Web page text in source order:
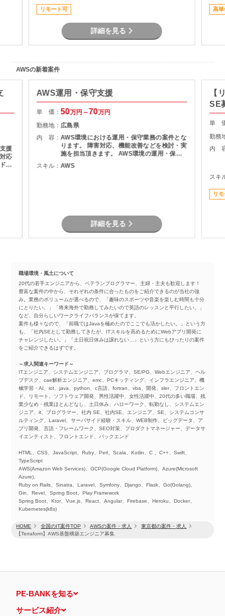
HOME 全国のIT案件TOP AWSの案件・求人
東京都の案件・求人
【Terraform】AWS基盤構築エンジニア募集
ーバの運用保守 ・拠点のネットワーク配備担
当
リモート可
詳細を見る
高単
AWSの新着案件
援
応
キ
AWS運用・保守支援
単 価：50万円～70万円
勤務地： 広島県
内 容：AWS環境における運用・保守業務の案件とな
ります。 障害対応、機能改善などを検討・実
施を担当頂きます。 AWS環境の運用・保守
障害調査 マニュアル作成
スキル：AWS
詳細を見る
【
SE
単
勤務
内
スキ
リ
職場環境・風土について
20代の若手エンジニアから、ベテランプログラマー、主婦・主夫も歓迎します！
豊富な案件の中から、それぞれの条件に合ったものをご紹介できるのが当社の強
み。業務のボリュームが選べるので、「趣味のスポーツや音楽を楽しむ時間も十分
にとりたい。」「将来海外で勤務してみたいので英語のレッスンと平行したい。」
など、自分らしいワークライフバランスが保てます。
案件も様々なので、「前職ではJavaを極めたのでここでも活かしたい。」という方
も、「社内SEとして勤務してきたが、ITスキルを高めるためにWebアプリ開発に
チャレンジしたい。」「土日祝日休みは譲れない…」という方にもぴったりの案件
をご紹介できるはずです。
～求人関連キーワード～
ITエンジニア、システムエンジニア、プログラマ、SE/PG、Webエンジニア、ヘル
プデスク、cae解析エンジニア、emc、PCキッティング、インフラエンジニア、機
械学習・AI、iot、java、python、c言語、fortran、vba、開発、sler、フロントエン
ド、リモート、ソフトウェア開発、男性活躍中、女性活躍中、20代の多い職場、残
業少なめ・残業ほとんどなし、土日休み、ハローワーク、転勤なし、システムエン
ジニア、it、プログラマー、社内 SE、社内SE、エンジニア、SE、システムコンサ
ルティング、Laravel、サーバサイド経験・スキル、WEB制作、ビッグデータ、ア
プリ開発、言語・フレームワーク、SEO対策、プロダクトマネージャー、データサ
イエンティスト、フロントエンド、バックエンド
HTML、CSS、JavaScript、Ruby、Perl、Scala、Kotlin、C 、C++、Swift、
TypeScript
AWS(Amazon Web Services)、GCP(Google Cloud Platform)、Azure(Microsoft
Azure)、
Ruby on Rails、Sinatra、Laravel、Symfony、Django、Flask、Go(Golang)、
Gin、Revel、Spring Boot、Play Framework
Spring Boot、Ktor、Vue.js、React、Angular、Firebase、Heroku、Docker、
Kubernetes(k8s)
PE-BANKを知る
サービス紹介